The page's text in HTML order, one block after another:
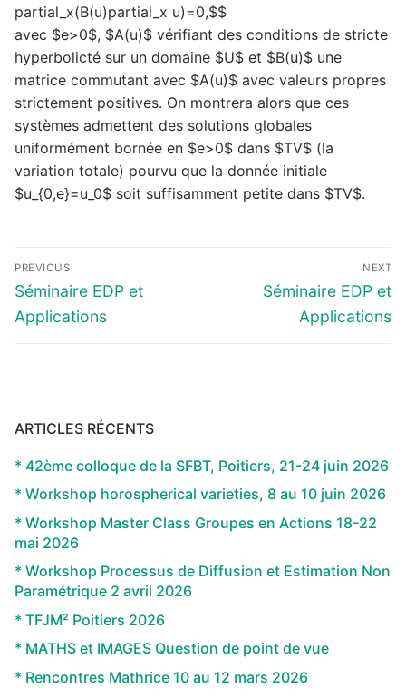
partial_x(B(u)partial_x u)=0,$$
avec $e>0$, $A(u)$ vérifiant des conditions de stricte
hyperbolicté sur un domaine $U$ et $B(u)$ une
matrice commutant avec $A(u)$ avec valeurs propres
strictement positives. On montrera alors que ces
systèmes admettent des solutions globales
uniformément bornée en $e>0$ dans $TV$ (la
variation totale) pourvu que la donnée initiale
$u_{0,e}=u_0$ soit suffisamment petite dans $TV$.
Navigation
de
l’article
PREVIOUS
Previous
post:
Séminaire EDP et
Applications
NEXT
Next
Séminaire EDP et
Applications
ARTICLES RÉCENTS
* 42ème colloque de la SFBT, Poitiers, 21-24 juin 2026
* Workshop horospherical varieties, 8 au 10 juin 2026
* Workshop Master Class Groupes en Actions 18-22
mai 2026
* Workshop Processus de Diffusion et Estimation Non
Paramétrique 2 avril 2026
* TFJM² Poitiers 2026
* MATHS et IMAGES Question de point de vue
* Rencontres Mathrice 10 au 12 mars 2026